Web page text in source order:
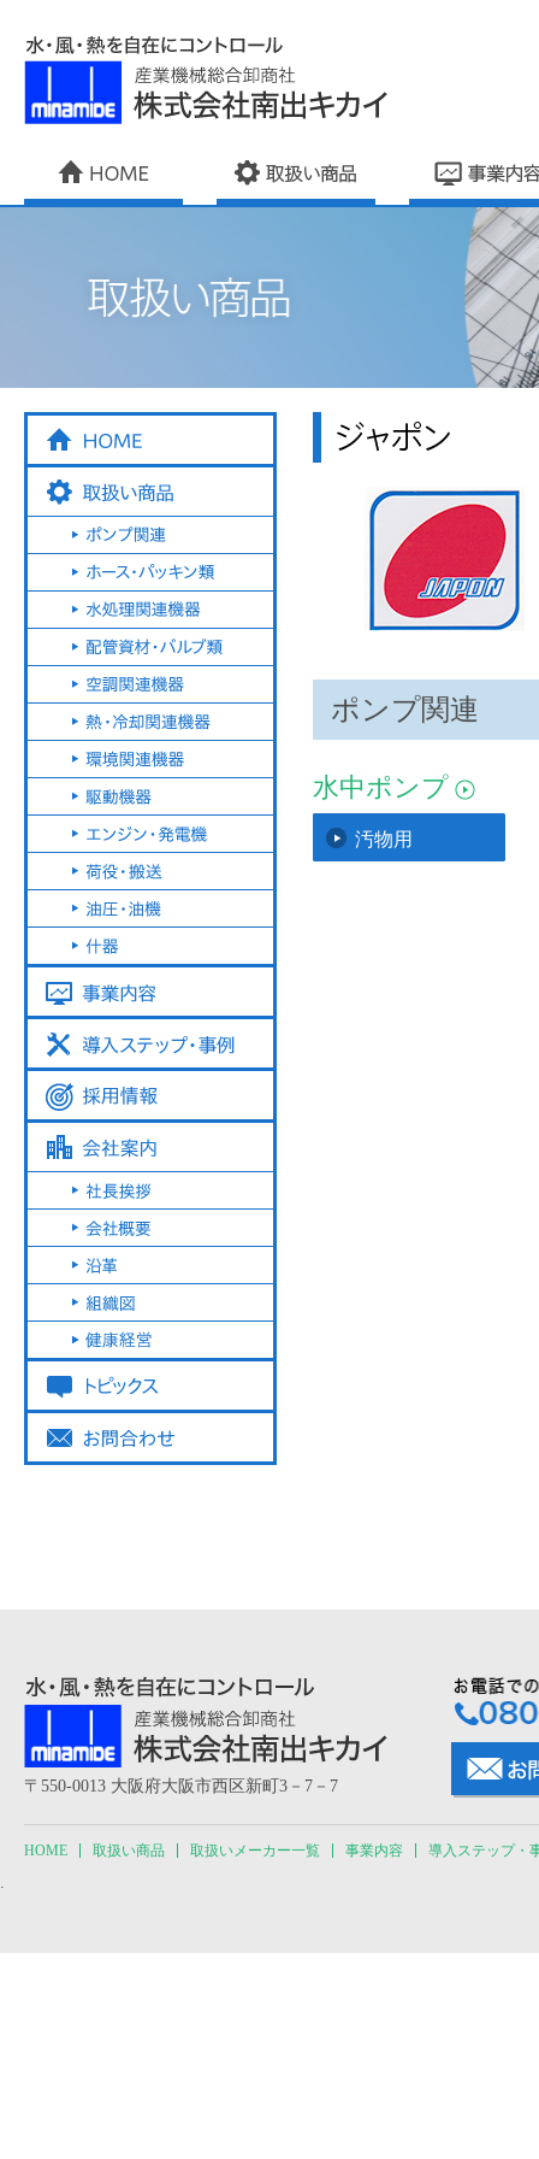
ポンプ関連
水中ポンプ
汚物用
〒550-0013 大阪府大阪市西区新町3－7－7
HOME 取扱い商品 取扱いメーカー一覧 事業内容 導入ステップ・
.